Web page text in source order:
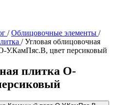
/ Облицовочные элементы /
/ Угловая облицовочная
У.КамПяс.В, цвет персиковый
плитка О-